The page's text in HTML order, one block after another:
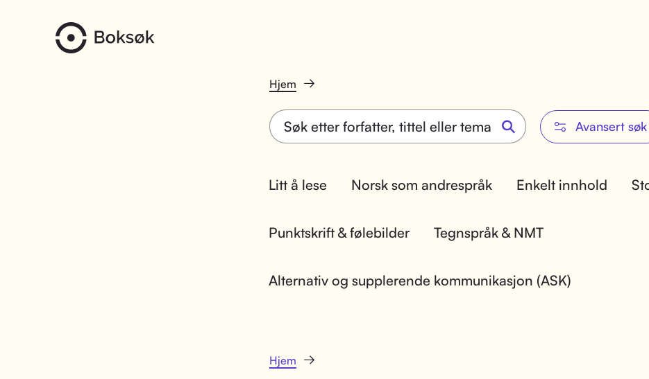
Hjem
Avansert søk
Litt å lese Norsk som andrespråk Enkelt innhold
Punktskrift & følebilder Tegnspråk & NMT
Alternativ og supplerende kommunikasjon (ASK)
Hjem